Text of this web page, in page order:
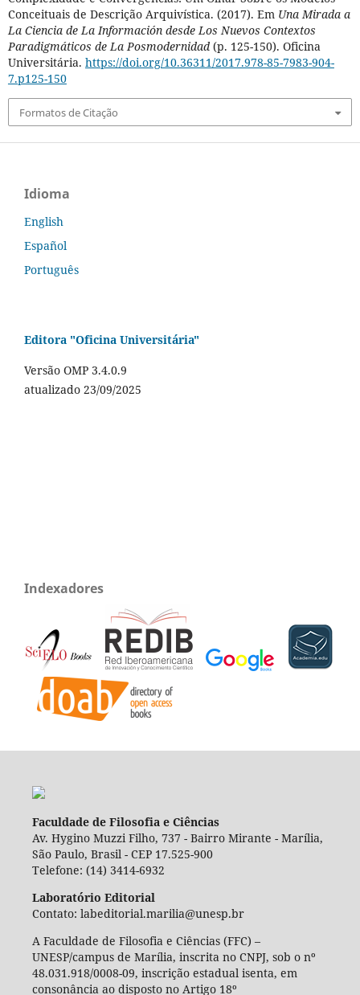
Conceituais de Descrição Arquivística. (2017). Em Una Mirada a
La Ciencia de La Información desde Los Nuevos Contextos
Paradigmáticos de La Posmodernidad(p. 125-150). Oficina
Universitária. https://doi.org/10.36311/2017.978-85-7983-904-
7.p125-150
Formatos de Citação
Idioma
English
Español
Português
Editora "Oficina Universitária"
Versão OMP 3.4.0.9
atualizado 23/09/2025
Indexadores
Faculdade de Filosofia e Ciências
Av. Hygino Muzzi Filho, 737 - Bairro Mirante - Marília,
São Paulo, Brasil - CEP 17.525-900
Telefone: (14) 3414-6932
Laboratório Editorial
Contato: labeditorial.marilia@unesp.br
A Faculdade de Filosofia e Ciências (FFC) –
UNESP/campus de Marília, inscrita no CNPJ, sob o nº
48.031.918/0008-09, inscrição estadual isenta, em
consonância ao disposto no Artigo 18º